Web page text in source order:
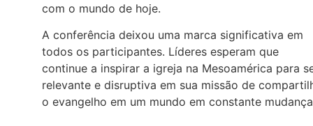
com o mundo de hoje.
A conferência deixou uma marca significativa em
todos os participantes. Líderes esperam que
continue a inspirar a igreja na Mesoamérica para
relevante e disruptiva em sua missão de
o evangelho em um mundo em constante